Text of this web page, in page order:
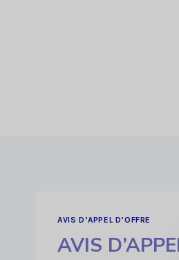
AVIS D’APPEL D’OFFRE
AVIS